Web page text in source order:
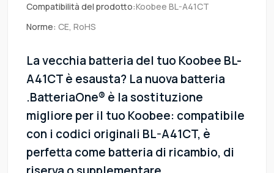
Compatibilità del prodotto:Koobee BL-A41CT
Norme: CE, RoHS
La vecchia batteria del tuo Koobee BL-
A41CT è esausta? La nuova batteria
.BatteriaOne® è la sostituzione
migliore per il tuo Koobee: compatibile
con i codici originali BL-A41CT, è
perfetta come batteria di ricambio, di